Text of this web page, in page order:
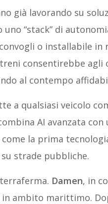
già lavorando su
uno “stack” di
o installabile
consentirebbe
al contempo
a qualsiasi veicolo
AI avanzata
la prima
strade pubbliche.
Damen, in
in ambito marittimo.